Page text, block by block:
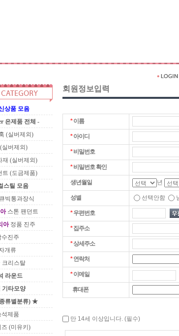
상품 모음
은제품 전체 -
(실버제외)
실버제외)
재 (실버제외)
트 (도금제품)
스틸 모음
빅통과장식
스톤 팬던트
아정품 진주
수진주
개류
크리스탈
라운드
기타모양
류별분류) ★
석제품
즈 (미유키)
회원정보입력
*이름
*아이디
*비밀번호
*비밀번호 확인
생년월일 년
성별 선택안함
*우편번호
*집주소
*상세주소
*연락처
*이메일
휴대폰
만 14세 이상입니다. (필수)